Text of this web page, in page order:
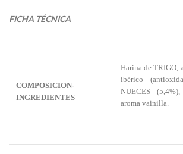
FICHA TÉCNICA
COMPOSICION-
INGREDIENTES
Harina de TRIGO,
ibérico
NUECES
aroma vainilla.